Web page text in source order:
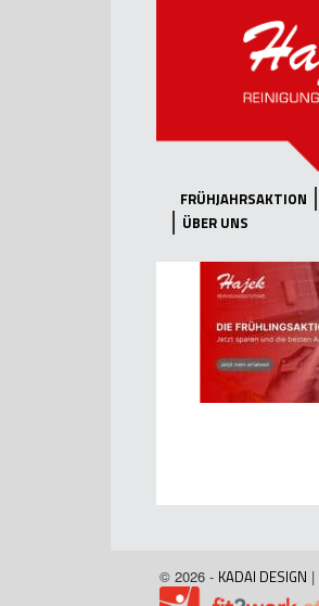
FRÜHJAHRSAKTION
ÜBER UNS
© 2026 - KADAI DESIGN |